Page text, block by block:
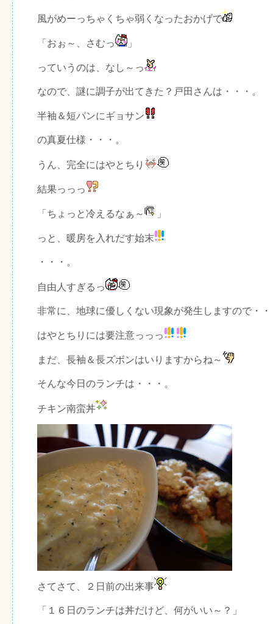
風がめーっちゃくちゃ弱くなったおかげで
「おぉ～、さむっ 」
っていうのは、なし～っ
なので、謎に調子が出てきた？戸田さんは・・・。
半袖＆短パンにギョサン
の真夏仕様・・・。
うん、完全にはやとちり
結果っっっ
「ちょっと冷えるなぁ～ 」
っと、暖房を入れだす始末
・・・。
自由人すぎるっ
非常に、地球に優しくない現象が発生しますので・
はやとちりには要注意っっっ
まだ、長袖＆長ズボンはいりますからね～
そんな今日のランチは・・・。
チキン南蛮丼
さてさて、２日前の出来事
「１６日のランチは丼だけど、何がいい～？」